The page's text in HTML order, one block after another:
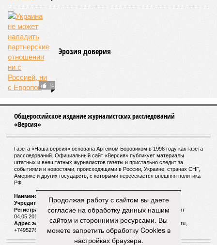
14
Эрозия доверия
Общероссийское издание журналистских расследований
«Версия»
Газета «Наша версия» основана Артёмом Боровиком в 1998 году как газета
расследований. Официальный сайт «Версия» публикует материалы
штатных и внештатных журналистов газеты и пристально следит за
событиями и новостями, происходящими в России, Украине, странах СНГ,
Америке и других государств, с которыми пересекается внешняя политика
РФ.
Наименование:
Учредитель:
ООО «Версия»,Главный редактор:Горевой Р. Г.
Регистрационный номер Роскомнадзора:ЭЛ № ФС 77 - 72681 от
04.05.2018 г.
Адрес электронной почты и телефон редакции:versia@versia.ru,
+74952760348
Продолжая работу с сайтом вы даете
согласие на обработку данных нашим
сайтом и сторонними ресурсами. Вы
можете запретить обработку Cookies в
настройках браузера.